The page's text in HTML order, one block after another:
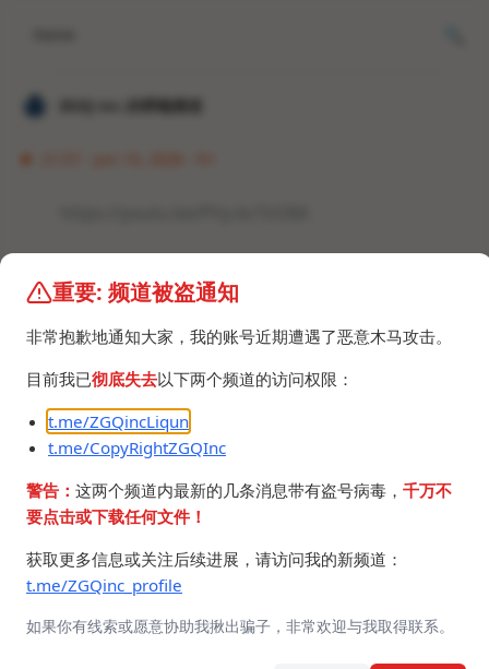
𝐙𝐆𝐐 ɪɴᴄ.的唠嗑频道
重要: 频道被盗通知
非常抱歉地通知大家，我的账号近期遭遇了恶意木马攻击。
目前我已彻底失去以下两个频道的访问权限：
t.me/ZGQincLiqun
t.me/CopyRightZGQInc
警告： 这两个频道内最新的几条消息带有盗号病毒， 千万不
要点击或下载任何文件！
获取更多信息或关注后续进展，请访问我的新频道：
t.me/ZGQinc_profile
如果你有线索或愿意协助我揪出骗子，非常欢迎与我取得联系。